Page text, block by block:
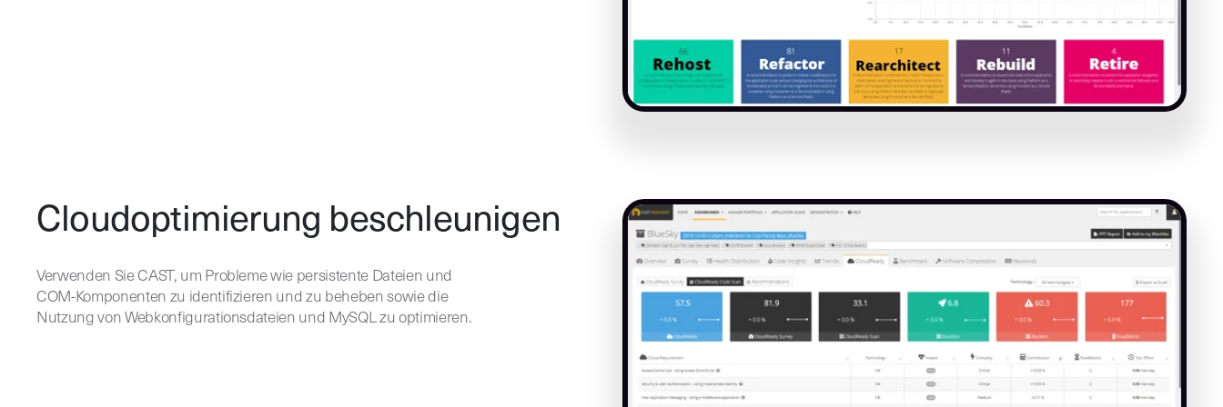
Cloudoptimierung beschleunigen
Verwenden Sie CAST, um Probleme wie persistente Dateien und
COM-Komponenten zu identifizieren und zu beheben sowie die
Nutzung von Webkonfigurationsdateien und MySQL zu optimieren.